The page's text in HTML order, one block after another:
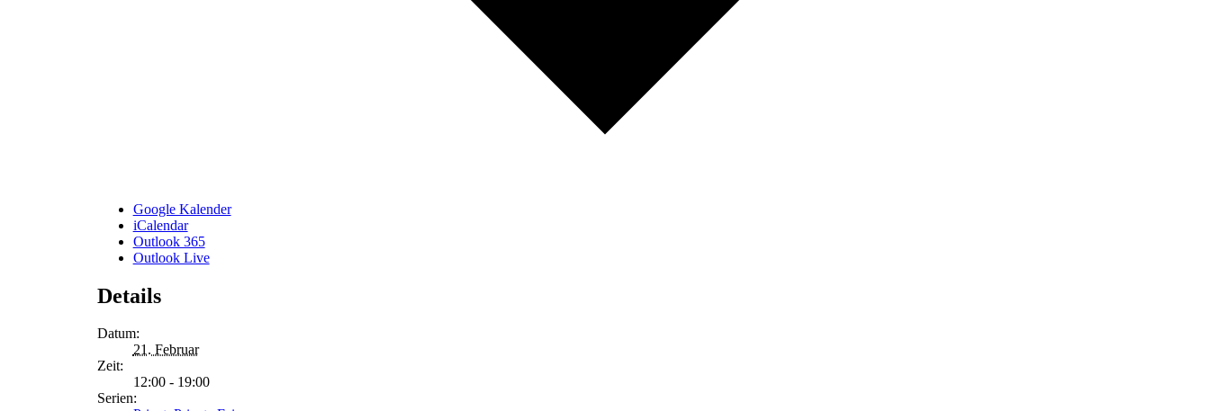
Google Kalender
iCalendar
Outlook 365
Outlook Live
Details
Datum:
21. Februar
Zeit:
12:00 - 19:00
Serien: